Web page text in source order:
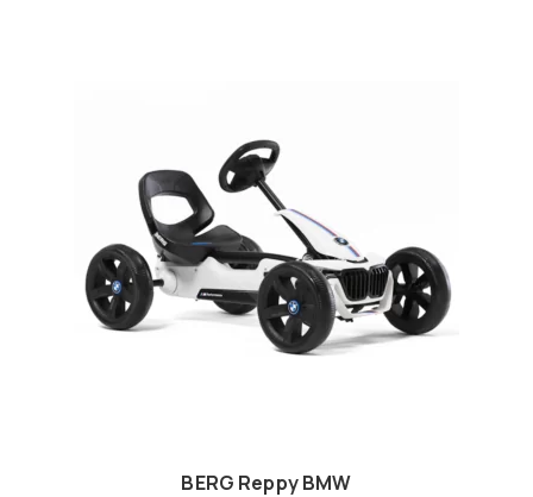
BERG Reppy BMW